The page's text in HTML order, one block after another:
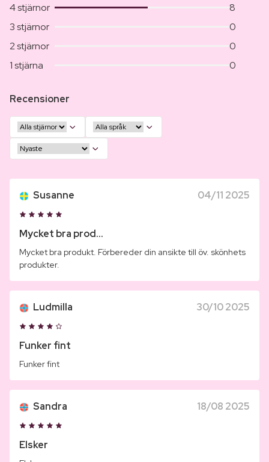
4 stjärnor
8
3 stjärnor
0
2 stjärnor
0
1 stjärna
0
Recensioner
Susanne 04/11 2025
Mycket bra prod...
Mycket bra produkt. Förbereder din ansikte till öv. skönhets
produkter.
Ludmilla 30/10 2025
Funker fint
Funker fint
Sandra 18/08 2025
Elsker